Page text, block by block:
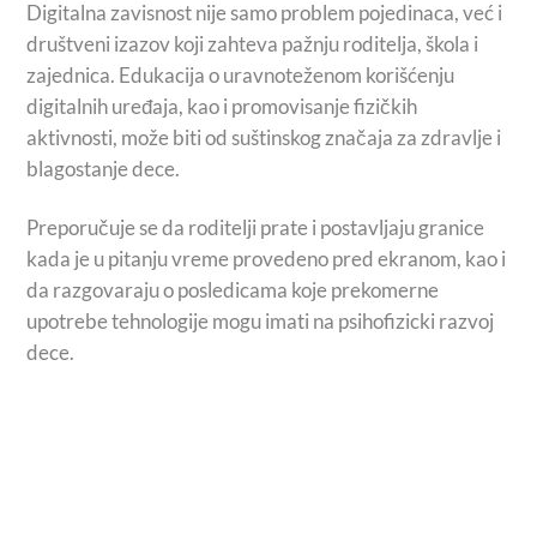
Digitalna zavisnost nije samo problem pojedinaca, već i
društveni izazov koji zahteva pažnju roditelja, škola i
zajednica. Edukacija o uravnoteženom korišćenju
digitalnih uređaja, kao i promovisanje fizičkih
aktivnosti, može biti od suštinskog značaja za zdravlje i
blagostanje dece.
Preporučuje se da roditelji prate i postavljaju granice
kada je u pitanju vreme provedeno pred ekranom, kao i
da razgovaraju o posledicama koje prekomerne
upotrebe tehnologije mogu imati na psihofizicki razvoj
dece.